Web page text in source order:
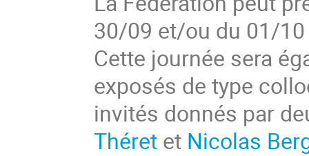
30/09 et/ou du 01/
Cette journée sera
exposés de type
invités donnés par
Théret et Nicolas